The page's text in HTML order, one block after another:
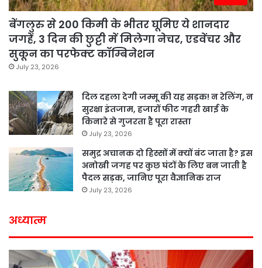
बेंगलुरु से 200 किमी के भीतर घूमिए ये शानदार
जगहें, 3 दिन की छुट्टी में मिलेगा नेचर, एडवेंचर और
सुकून का परफेक्ट कॉम्बिनेशन
July 23, 2026
दिल दहला देगी जम्मू की यह सड़क! न रेलिंग, न
सुरक्षा इंतजाम, हजारों फीट गहरी खाई के
किनारे से गुजरता है पूरा रास्ता
July 23, 2026
समुद्र अचानक दो हिस्सों में क्यों बंट जाता है? इस
अनोखी जगह पर कुछ घंटों के लिए बन जाती है
पैदल सड़क, जानिए पूरा वैज्ञानिक राज
July 23, 2026
अध्यात्म